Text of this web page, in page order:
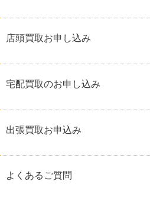
店頭買取お申し込み
宅配買取のお申し込み
出張買取お申込み
よくあるご質問